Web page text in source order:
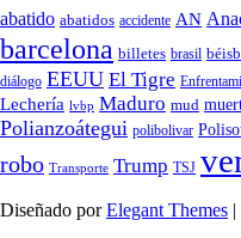
abatido abatidos accidente AN
barcelona billetes brasil
diálogo EEUU El Tigre
Lechería lvbp Maduro mud
Polianzoátegui polibolivar
robo Transporte Trump TSJ
Diseñado porElegant Themes